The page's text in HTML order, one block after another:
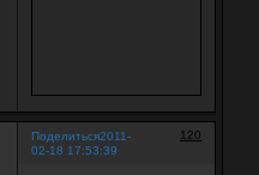
Поделиться 120
2011-
02-18 17:53:39